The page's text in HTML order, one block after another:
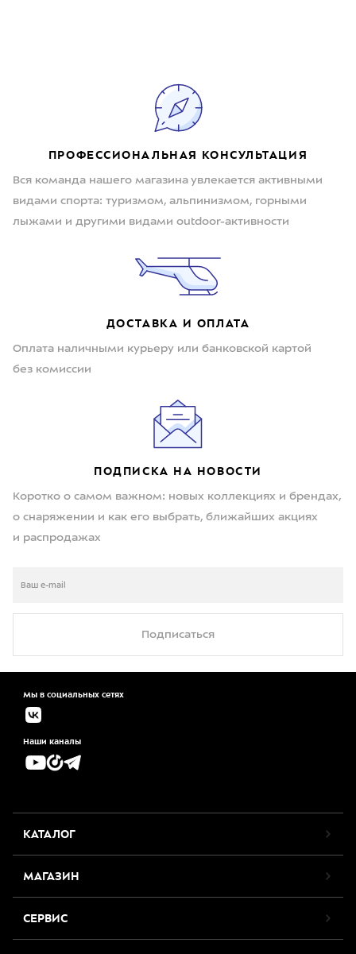
ПРОФЕССИОНАЛЬНАЯ КОНСУЛЬТАЦИЯ
Вся команда нашего магазина увлекается активными
видами спорта: туризмом, альпинизмом, горными
лыжами и другими видами outdoor-активности
ДОСТАВКА И ОПЛАТА
Оплата наличными курьеру или банковской картой
без комиссии
ПОДПИСКА НА НОВОСТИ
Коротко о самом важном: новых коллекциях и брендах,
о снаряжении и как его выбрать, ближайших акциях
и распродажах
Подписаться
Мы в социальных сетях
Наши каналы
КАТАЛОГ
МАГАЗИН
СЕРВИС